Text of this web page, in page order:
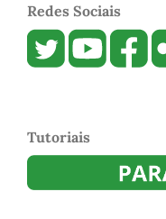
Redes Sociais
Tutoriais